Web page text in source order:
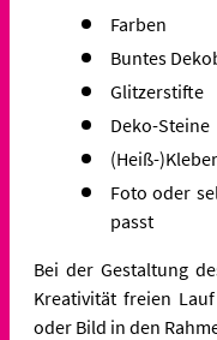
Farben
Buntes
Glitzerstifte
Deko-Steine
(Heiß-)Kleber
Foto oder
passt
Bei der Gestaltung
Kreativität freien
oder Bild in den